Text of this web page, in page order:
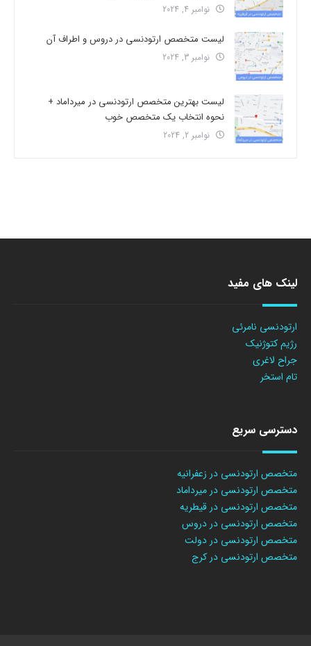
نوامبر 4, 2024
لیست متخصص ارتودنسی در دروس و اطراف آن
نوامبر 3, 2024
لیست بهترین متخصص ارتودنسی در میرداماد +
نحوه انتخاب یک متخصص خوب
نوامبر 2, 2024
لینک های مفید
ارتودنسی نامرئی
رژیم کتوژنیک
جراح لاغری
تام استخر
دسترسی سریع
متخصص ارتودنسی در زعفرانیه
متخصص ارتودنسی در میرداماد
متخصص ارتودنسی در قیطریه
متخصص ارتودنسی در دروس
متخصص ارتودنسی در دولت
متخصص ارتودنسی در کرج